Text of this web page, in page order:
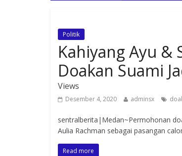
Politik
Kahiyang Ayu
Doakan Suami
Views
Desember 4, 2020 adminsx
sentralberita|Medan~Permohonan
Aulia Rachman sebagai pasangan
Read more